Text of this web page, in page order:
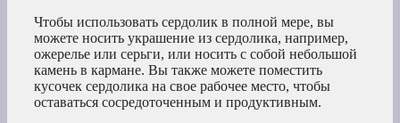
Чтобы использовать сердолик в полной мере, вы
можете носить украшение из сердолика, например,
ожерелье или серьги, или носить с собой небольшой
камень в кармане. Вы также можете поместить
кусочек сердолика на свое рабочее место, чтобы
оставаться сосредоточенным и продуктивным.